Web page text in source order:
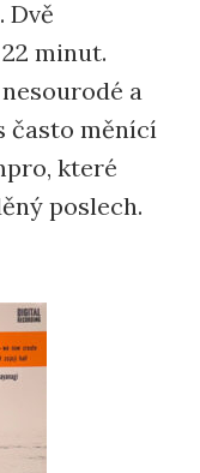
Dvě
minut.
a
často měnící
které
poslech.